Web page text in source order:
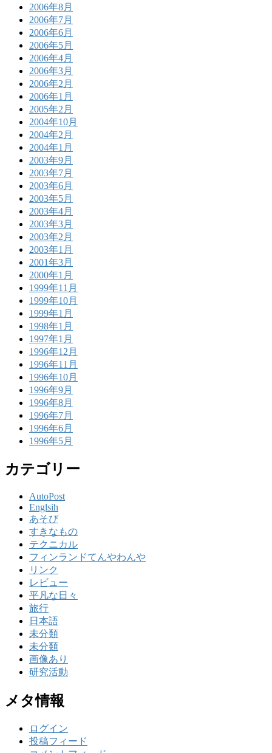
2006年8月
2006年7月
2006年6月
2006年5月
2006年4月
2006年3月
2006年2月
2006年1月
2005年2月
2004年10月
2004年2月
2004年1月
2003年9月
2003年7月
2003年6月
2003年5月
2003年4月
2003年3月
2003年2月
2003年1月
2001年3月
2000年1月
1999年11月
1999年10月
1999年1月
1998年1月
1997年1月
1996年12月
1996年11月
1996年10月
1996年9月
1996年8月
1996年7月
1996年6月
1996年5月
カテゴリー
AutoPost
Englsih
あそび
すきなもの
テクニカル
フィンランドてんやわんや
リンク
レビュー
平凡な日々
旅行
日本語
未分類
未分類
画像あり
研究活動
メタ情報
ログイン
投稿フィード